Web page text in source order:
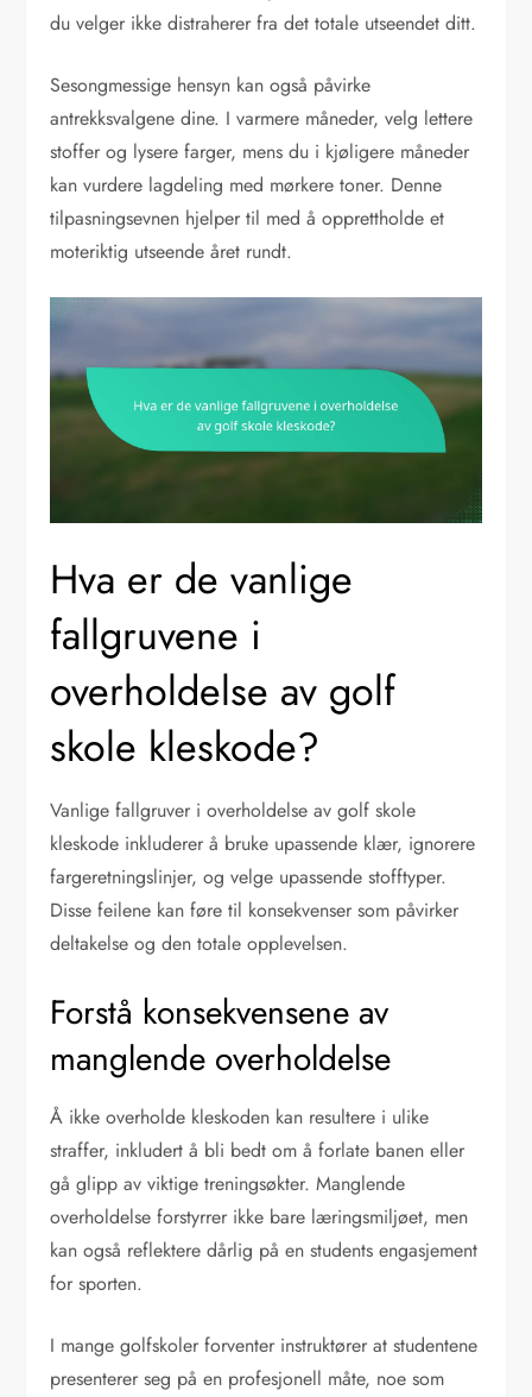
du velger ikke distraherer fra det totale utseendet ditt.
Sesongmessige hensyn kan også påvirke
antrekksvalgene dine. I varmere måneder, velg lettere
stoffer og lysere farger, mens du i kjøligere måneder
kan vurdere lagdeling med mørkere toner. Denne
tilpasningsevnen hjelper til med å opprettholde et
moteriktig utseende året rundt.
Hva er de vanlige
fallgruvene i
overholdelse av golf
skole kleskode?
Vanlige fallgruver i overholdelse av golf skole
kleskode inkluderer å bruke upassende klær, ignorere
fargeretningslinjer, og velge upassende stofftyper.
Disse feilene kan føre til konsekvenser som påvirker
deltakelse og den totale opplevelsen.
Forstå konsekvensene av
manglende overholdelse
Å ikke overholde kleskoden kan resultere i ulike
straffer, inkludert å bli bedt om å forlate banen eller
gå glipp av viktige treningsøkter. Manglende
overholdelse forstyrrer ikke bare læringsmiljøet, men
kan også reflektere dårlig på en students engasjement
for sporten.
I mange golfskoler forventer instruktører at studentene
presenterer seg på en profesjonell måte, noe som